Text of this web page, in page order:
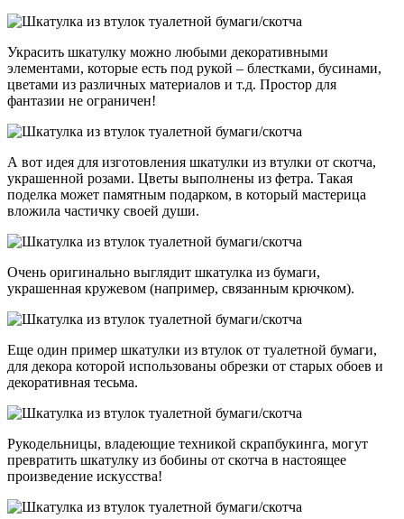
Украсить шкатулку можно любыми декоративными
элементами, которые есть под рукой – блестками, бусинами,
цветами из различных материалов и т.д. Простор для
фантазии не ограничен!
А вот идея для изготовления шкатулки из втулки от скотча,
украшенной розами. Цветы выполнены из фетра. Такая
поделка может памятным подарком, в который мастерица
вложила частичку своей души.
Очень оригинально выглядит шкатулка из бумаги,
украшенная кружевом (например, связанным крючком).
Еще один пример шкатулки из втулок от туалетной бумаги,
для декора которой использованы обрезки от старых обоев и
декоративная тесьма.
Рукодельницы, владеющие техникой скрапбукинга, могут
превратить шкатулку из бобины от скотча в настоящее
произведение искусства!